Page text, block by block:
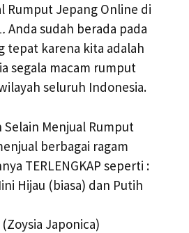
Rumput Jepang Online di
. Anda sudah berada pada
tepat karena kita adalah
segala macam rumput
seluruh Indonesia.
Selain Menjual Rumput
berbagai ragam
TERLENGKAP seperti :
Hijau (biasa) dan Putih
Japonica)